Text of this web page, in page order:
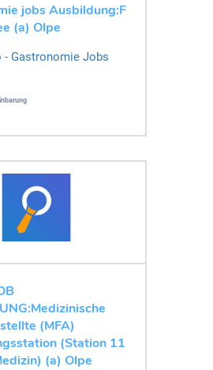
jobs Ausbildung:F
(a) Olpe
- Gastronomie Jobs
(MFA)
(Station 11
(a) Olpe